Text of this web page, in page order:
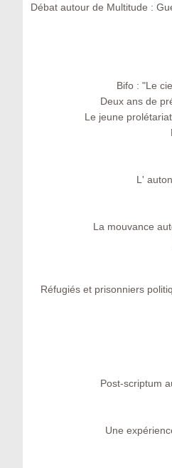
Débat autour de Multitude :
Bifo : "Le
Deux ans de
Le jeune
L'
La mouvance
Réfugiés et prisonniers
Post-scriptum
Une